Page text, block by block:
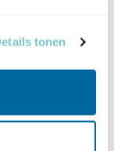
tonen
10:49 |